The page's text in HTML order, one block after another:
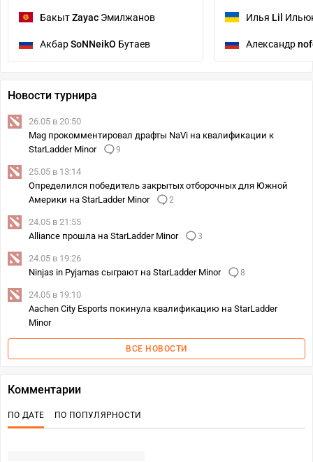
БакытZayac Эмилжанов
АкбарSoNNeikO Бутаев
Илья Lil
Александр
Новости турнира
26.05 в 20:50
Mag прокомментировал драфты NaVi на квалификации к
StarLadder Minor
9
25.05 в 13:14
Определился победитель закрытых отборочных для Южной
Америки на StarLadder Minor
2
24.05 в 21:55
Alliance прошла на StarLadder Minor
3
24.05 в 19:26
Ninjas in Pyjamas сыграют на StarLadder Minor
8
24.05 в 19:10
Aachen City Esports покинула квалификацию на StarLadder
Minor
ВСЕ НОВОСТИ
Комментарии
ПО ДАТЕ ПО ПОПУЛЯРНОСТИ